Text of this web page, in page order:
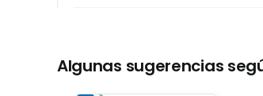
Algunas sugerencias